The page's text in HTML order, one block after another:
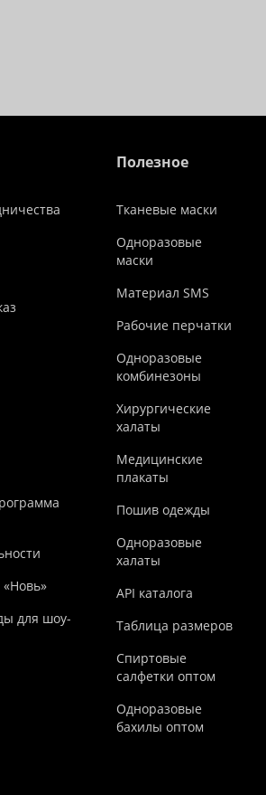
для шоу-
Полезное
Тканевые маски
Одноразовые
маски
Материал SMS
Рабочие перчатки
Одноразовые
комбинезоны
Хирургические
халаты
Медицинские
плакаты
Пошив одежды
Одноразовые
халаты
API каталога
Таблица размеров
Спиртовые
салфетки оптом
Одноразовые
бахилы оптом